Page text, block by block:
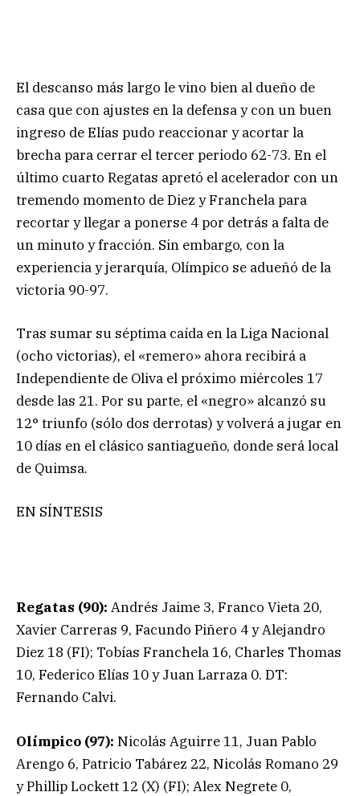
El descanso más largo le vino bien al dueño de
casa que con ajustes en la defensa y con un buen
ingreso de Elías pudo reaccionar y acortar la
brecha para cerrar el tercer periodo 62-73. En el
último cuarto Regatas apretó el acelerador con un
tremendo momento de Diez y Franchela para
recortar y llegar a ponerse 4 por detrás a falta de
un minuto y fracción. Sin embargo, con la
experiencia y jerarquía, Olímpico se adueñó de la
victoria 90-97.
Tras sumar su séptima caída en la Liga Nacional
(ocho victorias), el «remero» ahora recibirá a
Independiente de Oliva el próximo miércoles 17
desde las 21. Por su parte, el «negro» alcanzó su
12° triunfo (sólo dos derrotas) y volverá a jugar en
10 días en el clásico santiagueño, donde será local
de Quimsa.
EN SÍNTESIS
Regatas (90): Andrés Jaime 3, Franco Vieta 20,
Xavier Carreras 9, Facundo Piñero 4 y Alejandro
Diez 18 (FI); Tobías Franchela 16, Charles Thomas
10, Federico Elías 10 y Juan Larraza 0. DT:
Fernando Calvi.
Olímpico (97): Nicolás Aguirre 11, Juan Pablo
Arengo 6, Patricio Tabárez 22, Nicolás Romano 29
y Phillip Lockett 12 (X) (FI); Alex Negrete 0,